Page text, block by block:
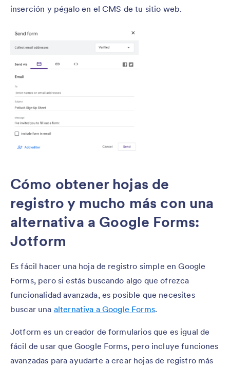
inserción y pégalo en el CMS de tu sitio web.
Cómo obtener hojas de
registro y mucho más con una
alternativa a Google Forms:
Jotform
Es fácil hacer una hoja de registro simple en Google
Forms, pero si estás buscando algo que ofrezca
funcionalidad avanzada, es posible que necesites
buscar una alternativa a Google Forms.
Jotform es un creador de formularios que es igual de
fácil de usar que Google Forms, pero incluye funciones
avanzadas para ayudarte a crear hojas de registro más